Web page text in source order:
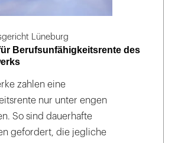
Lüneburg
Berufsunfähigkeitsrente des
zahlen eine
nur unter engen
So sind dauerhafte
gefordert, die jegliche